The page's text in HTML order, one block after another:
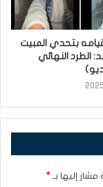
بتحدي المبيت
الطرد النهائي
إليها بـ *